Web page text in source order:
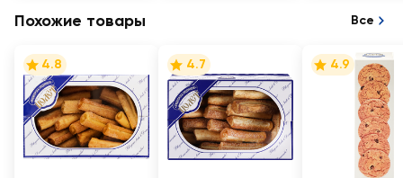
Похожие товары Все
4.8 4.7 4.9